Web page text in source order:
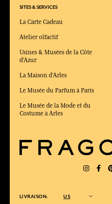
SITES & SERVICES
La Carte Cadeau
Atelier olfactif
Usines & Musées de la Côte
d'Azur
La Maison d'Arles
Le Musée du Parfum à Paris
Le Musée de la Mode et du
Costume à Arles
LIVRAISON: US